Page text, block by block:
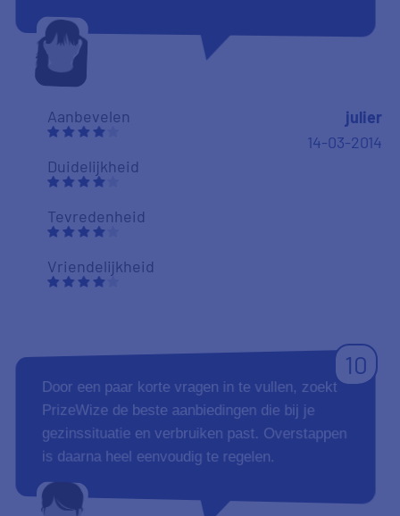
Aanbevelen
Duidelijkheid
Tevredenheid
Vriendelijkheid
julier
14-03-2014
10
Door een paar korte vragen in te vullen, zoekt
PrizeWize de beste aanbiedingen die bij je
gezinssituatie en verbruiken past. Overstappen
is daarna heel eenvoudig te regelen.